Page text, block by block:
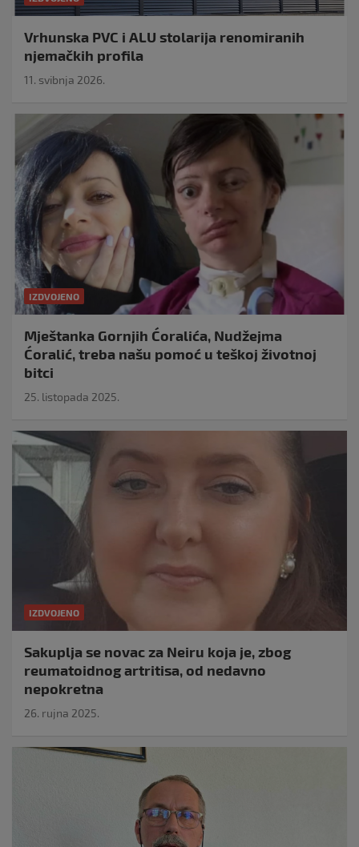
Vrhunska PVC i ALU stolarija renomiranih
njemačkih profila
11. svibnja 2026.
IZDVOJENO
Mještanka Gornjih Ćoralića, Nudžejma
Ćoralić, treba našu pomoć u teškoj životnoj
bitci
25. listopada 2025.
IZDVOJENO
Sakuplja se novac za Neiru koja je, zbog
reumatoidnog artritisa, od nedavno
nepokretna
26. rujna 2025.